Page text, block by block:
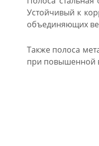
Устойчивый к
объединяющих
Также полоса
при повышенной